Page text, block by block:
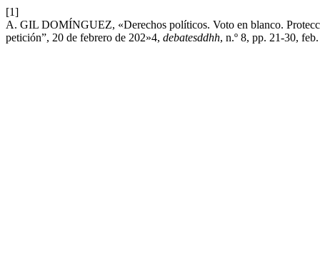
[1]
A. GIL DOMÍNGUEZ, «Derechos políticos. Voto en blanco.
petición”, 20 de febrero de 202»4, debatesddhh, n.º 8, pp. 21-30,